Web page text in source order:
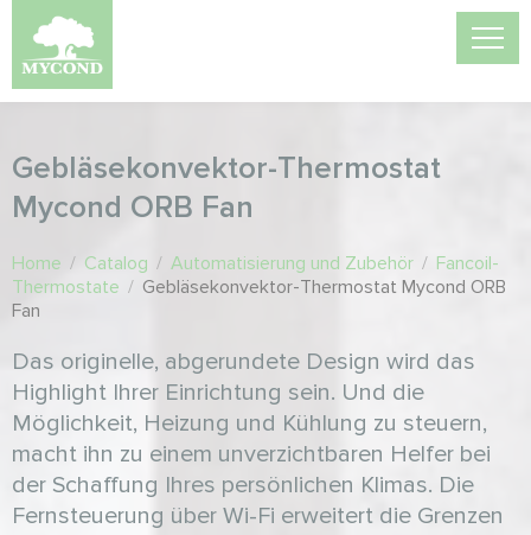
Gebläsekonvektor-Thermostat
Mycond ORB Fan
Home / Catalog / Automatisierung und Zubehör / Fancoil-
Thermostate / Gebläsekonvektor-Thermostat Mycond ORB
Fan
Das originelle, abgerundete Design wird das
Highlight Ihrer Einrichtung sein. Und die
Möglichkeit, Heizung und Kühlung zu steuern,
macht ihn zu einem unverzichtbaren Helfer bei
der Schaffung Ihres persönlichen Klimas. Die
Fernsteuerung über Wi-Fi erweitert die Grenzen